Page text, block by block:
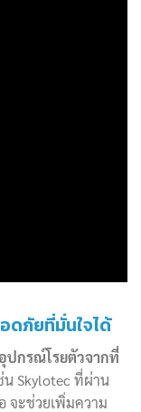
ดภัยที่มั่นใจได้
ปกรณ์โรยตัวจากที่
น Skylotec ที่ผ่าน
จะช่วยเพิ่มความ